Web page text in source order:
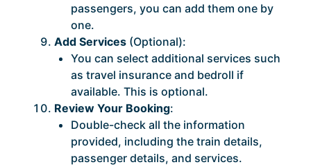
passengers, you can add them one by
one.
Add Services (Optional):
You can select additional services such
as travel insurance and bedroll if
available. This is optional.
Review Your Booking:
Double-check all the information
provided, including the train details,
passenger details, and services.